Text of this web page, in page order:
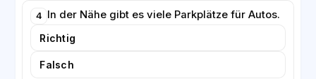
4 In der Nähe gibt es viele Parkplätze für Autos.
Richtig
Falsch